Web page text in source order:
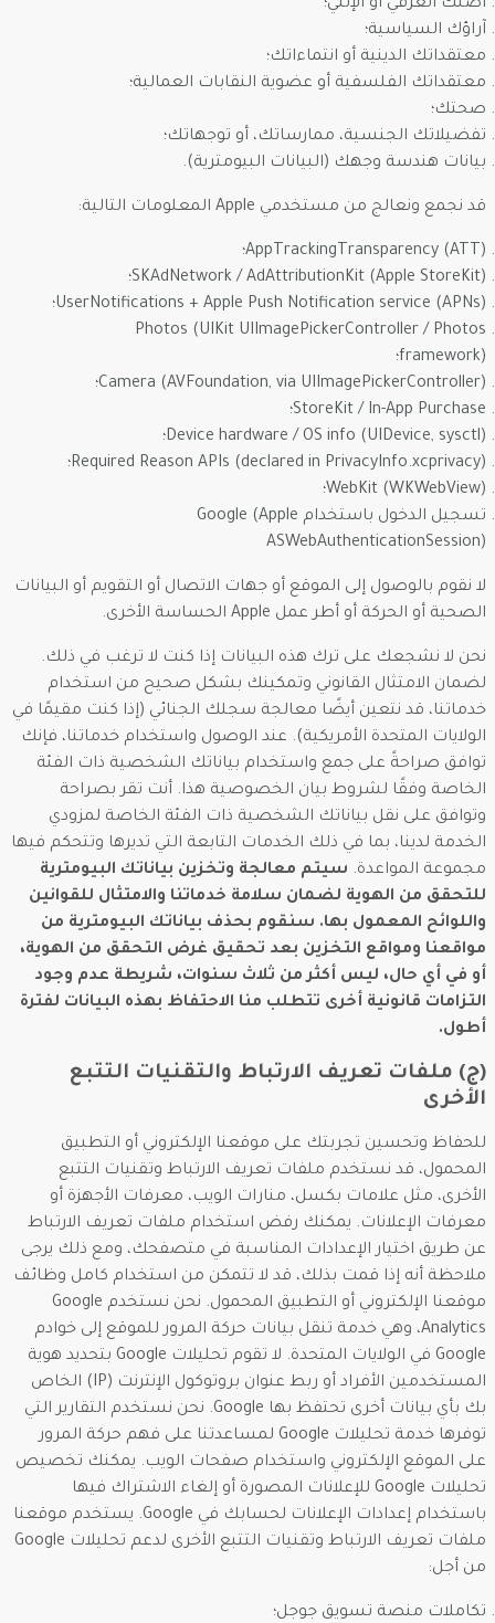
أصلك العرقي أو الإثني؛
آراؤك السياسية؛
معتقداتك الدينية أو انتماءاتك؛
معتقداتك الفلسفية أو عضوية النقابات العمالية؛
صحتك؛
تفضيلاتك الجنسية، ممارساتك، أو توجهاتك؛
بيانات هندسة وجهك (البيانات البيومترية).
قد نجمع ونعالج من مستخدمي Apple المعلومات التالية:
AppTrackingTransparency (ATT)؛
SKAdNetwork / AdAttributionKit (Apple StoreKit)؛
UserNotifications + Apple Push Notification service (APNs)؛
Photos (UIKit UIImagePickerController / Photos
framework)؛
Camera (AVFoundation, via UIImagePickerController)؛
StoreKit / In-App Purchase؛
Device hardware / OS info (UIDevice, sysctl)؛
Required Reason APIs (declared in PrivacyInfo.xcprivacy)؛
WebKit (WKWebView)؛
تسجيل الدخول باستخدام Google (Apple
ASWebAuthenticationSession)
لا نقوم بالوصول إلى الموقع أو جهات الاتصال أو التقويم أو البيانات
الصحية أو الحركة أو أطر عمل Apple الحساسة الأخرى.
نحن لا نشجعك على ترك هذه البيانات إذا كنت لا ترغب في ذلك.
لضمان الامتثال القانوني وتمكينك بشكل صحيح من استخدام
خدماتنا، قد نتعين أيضًا معالجة سجلك الجنائي (إذا كنت مقيمًا في
الولايات المتحدة الأمريكية). عند الوصول واستخدام خدماتنا، فإنك
توافق صراحةً على جمع واستخدام بياناتك الشخصية ذات الفئة
الخاصة وفقًا لشروط بيان الخصوصية هذا. أنت تقر بصراحة
وتوافق على نقل بياناتك الشخصية ذات الفئة الخاصة لمزودي
الخدمة لدينا، بما في ذلك الخدمات التابعة التي تديرها وتتحكم فيها
مجموعة المواعدة. سيتم معالجة وتخزين بياناتك البيومترية
للتحقق من الهوية لضمان سلامة خدماتنا والامتثال للقوانين
واللوائح المعمول بها. سنقوم بحذف بياناتك البيومترية من
مواقعنا ومواقع التخزين بعد تحقيق غرض التحقق من الهوية،
أو في أي حال، ليس أكثر من ثلاث سنوات، شريطة عدم وجود
التزامات قانونية أخرى تتطلب منا الاحتفاظ بهذه البيانات لفترة
أطول.
(ج) ملفات تعريف الارتباط والتقنيات التتبع
الأخرى
للحفاظ وتحسين تجربتك على موقعنا الإلكتروني أو التطبيق
المحمول، قد نستخدم ملفات تعريف الارتباط وتقنيات التتبع
الأخرى، مثل علامات بكسل، منارات الويب، معرفات الأجهزة أو
معرفات الإعلانات. يمكنك رفض استخدام ملفات تعريف الارتباط
عن طريق اختيار الإعدادات المناسبة في متصفحك، ومع ذلك يرجى
ملاحظة أنه إذا قمت بذلك، قد لا تتمكن من استخدام كامل وظائف
موقعنا الإلكتروني أو التطبيق المحمول. نحن نستخدم Google
Analytics، وهي خدمة تنقل بيانات حركة المرور للموقع إلى خوادم
Google في الولايات المتحدة. لا تقوم تحليلات Google بتحديد هوية
المستخدمين الأفراد أو ربط عنوان بروتوكول الإنترنت (IP) الخاص
بك بأي بيانات أخرى تحتفظ بها Google. نحن نستخدم التقارير التي
توفرها خدمة تحليلات Google لمساعدتنا على فهم حركة المرور
على الموقع الإلكتروني واستخدام صفحات الويب. يمكنك تخصيص
تحليلات Google للإعلانات المصورة أو إلغاء الاشتراك فيها
باستخدام إعدادات الإعلانات لحسابك في Google. يستخدم موقعنا
ملفات تعريف الارتباط وتقنيات التتبع الأخرى لدعم تحليلات Google
من أجل:
تكاملات منصة تسويق جوجل؛